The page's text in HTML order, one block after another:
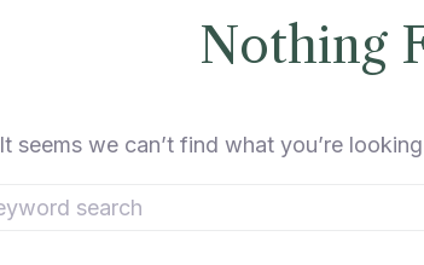
Nothing
It seems we can’t find what you’re